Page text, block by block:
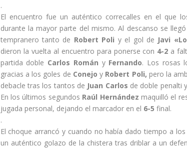
.
El encuentro fue un auténtico correcalles en el que
durante la mayor parte del mismo. Al descanso se
tempranero tanto de Robert Poli y el gol de Javi
dieron la vuelta al encuentro para ponerse con 4-2 a
partida doble Carlos Román y Fernando. Los rosas
gracias a los goles de Conejoy Robert Poli, pero la
debacle tras los tantos de Juan Carlos de doble penalti
En los últimos segundos Raúl Hernández maquilló el
jugada personal, dejando el marcador en el 6-5 final.
.
El choque arrancó y cuando no había dado tiempo a
un auténtico golazo de la chistera tras driblar a un